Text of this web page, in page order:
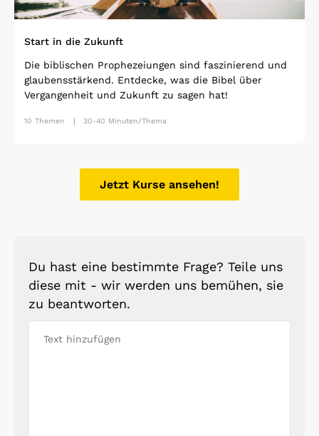
Start in die Zukunft
Die biblischen Prophezeiungen sind faszinierend und
glaubensstärkend. Entdecke, was die Bibel über
Vergangenheit und Zukunft zu sagen hat!
10 Themen 30-40 Minuten/Thema
Jetzt Kurse ansehen!
Du hast eine bestimmte Frage? Teile uns
diese mit - wir werden uns bemühen, sie
zu beantworten.